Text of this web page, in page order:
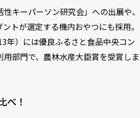
キーパーソン研究会」への出展や、
トが選定する機内おやつにも採⽤。
年）には優良ふるさと⾷品中央コン
部⾨で、農林⽔産⼤⾂賞を受賞しま
べ！